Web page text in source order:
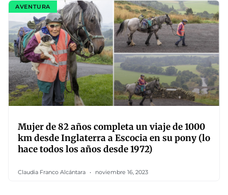
AVENTURA
Mujer de 82 años completa un viaje de 1000
km desde Inglaterra a Escocia en su pony (lo
hace todos los años desde 1972)
Claudia Franco Alcántara noviembre 16, 2023